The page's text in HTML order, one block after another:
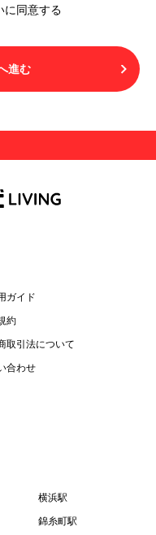
利用者」といいます）
情報の取り扱いについ
なされます。不承諾
いことをもってのみ
で規定する当社が運
規定する本サービスを
本サービスに関する
き会員登録が完了し
が登録を求めた情報
サービスの利用の促
。
に同意する
進む
ガイド
約
取引法について
合わせ
横浜駅
錦糸町駅